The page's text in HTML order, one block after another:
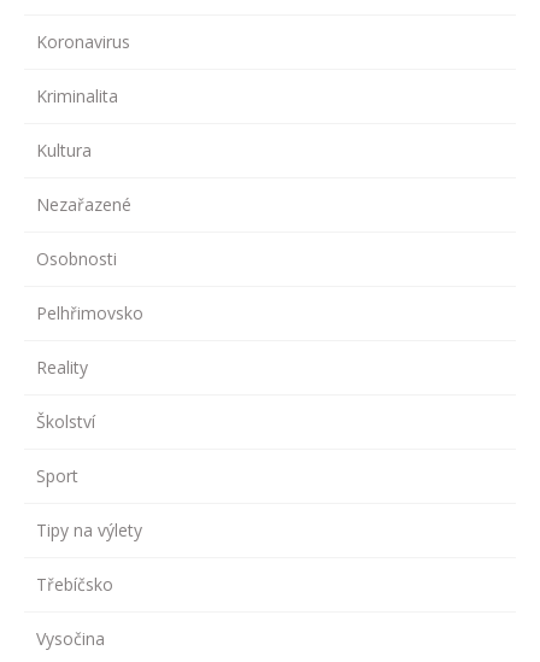
Koronavirus
Kriminalita
Kultura
Nezařazené
Osobnosti
Pelhřimovsko
Reality
Školství
Sport
Tipy na výlety
Třebíčsko
Vysočina